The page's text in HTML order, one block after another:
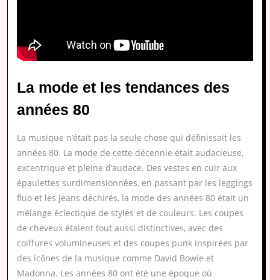
La mode et les tendances des
années 80
La musique n’était pas la seule chose qui définissait les
années 80. La mode de cette décennie était audacieuse,
excentrique et pleine d’audace. Des vestes en cuir aux
épaulettes surdimensionnées, en passant par les leggings
fluo et les jeans déchirés, la mode des années 80 était un
mélange éclectique de styles et de couleurs. Les coupes
de cheveux étaient tout aussi distinctives, avec des
coiffures volumineuses et des coupes punk inspirées par
des icônes de la musique comme David Bowie et
Madonna. Les années 80 ont été une époque où